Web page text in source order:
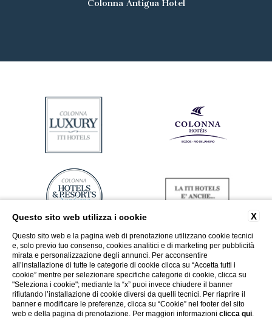
Colonna Antigua Hotel
X
Questo sito web utilizza i cookie
Questo sito web e la pagina web di prenotazione utilizzano cookie tecnici
e, solo previo tuo consenso, cookies analitici e di marketing per pubblicità
mirata e personalizzazione degli annunci. Per acconsentire
all’installazione di tutte le categorie di cookie clicca su “Accetta tutti i
cookie” mentre per selezionare specifiche categorie di cookie, clicca su
"Seleziona i cookie"; mediante la “x” puoi invece chiudere il banner
rifiutando l’installazione di cookie diversi da quelli tecnici. Per riaprire il
banner e modificare le preferenze, clicca su “Cookie” nel footer del sito
web e della pagina di prenotazione. Per maggiori informazioni clicca qui.